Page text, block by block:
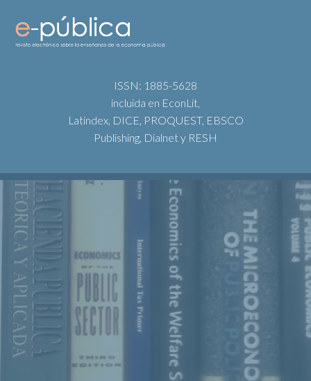
ISSN: 1885-5628
incluida en EconLit,
Latindex, DICE, PROQUEST, EBSCO
Publishing, Dialnet y RESH